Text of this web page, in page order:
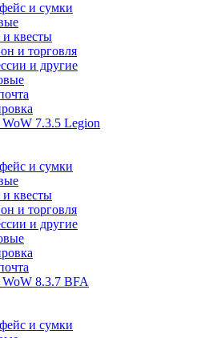
и сумки
квесты
и торговля
и другие
7.3.5 Legion
и сумки
квесты
и торговля
и другие
8.3.7 BFA
и сумки